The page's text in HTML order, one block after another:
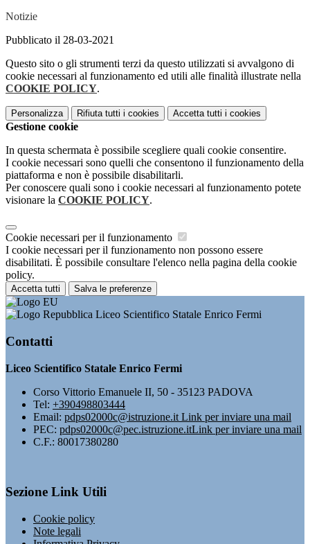
Notizie
Pubblicato il 28-03-2021
Questo sito o gli strumenti terzi da questo utilizzati si avvalgono di
cookie necessari al funzionamento ed utili alle finalità illustrate nella
COOKIE POLICY.
Personalizza Rifiuta tutti i cookies Accetta tutti i cookies
Gestione cookie
In questa schermata è possibile scegliere quali cookie consentire.
I cookie necessari sono quelli che consentono il funzionamento della
piattaforma e non è possibile disabilitarli.
Per conoscere quali sono i cookie necessari al funzionamento potete
visionare la COOKIE POLICY.
Cookie necessari per il funzionamento
I cookie necessari per il funzionamento non possono essere
disabilitati. È possibile consultare l'elenco nella pagina della cookie
policy.
Accetta tutti Salva le preferenze
Liceo Scientifico Statale Enrico Fermi
Contatti
Liceo Scientifico Statale Enrico Fermi
Corso Vittorio Emanuele II, 50 - 35123 PADOVA
Tel: +390498803444
Email: pdps02000c@istruzione.it Link per inviare una mail
PEC: pdps02000c@pec.istruzione.itLink per inviare una mail
C.F.: 80017380280
Sezione Link Utili
Cookie policy
Note legali